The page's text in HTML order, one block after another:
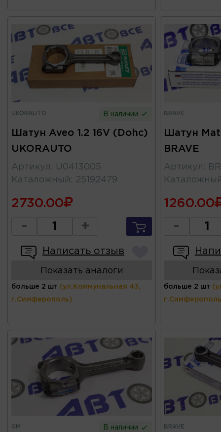
UKORAUTO В наличии
Шатун Aveo 1.2 16V (Dohc)
UKORAUTO
Артикул : U0413005
Каталожный : 25192479
2730.00
- +
Написать отзыв
Показать аналоги
больше 2 шт (ул.Коммунальная 43,
г.Симферополь)
BRAVE
Шатун
BRAVE
Артикул :
1260.00
-
больше 2 шт
GM В наличии BRAVE